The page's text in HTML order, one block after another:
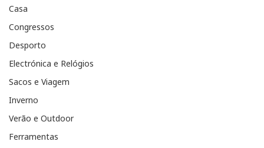
Casa
Congressos
Desporto
Electrónica e Relógios
Sacos e Viagem
Inverno
Verão e Outdoor
Ferramentas